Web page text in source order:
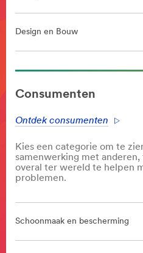
Design en Bouw
area
**
infrastructuur
url**
**Site
area
Architectural
Design
url**
Consumenten
Ontdek consumenten
Kies een categorie om te
samenwerking met
overal ter wereld te helpen
problemen.
Schoonmaak en bescherming